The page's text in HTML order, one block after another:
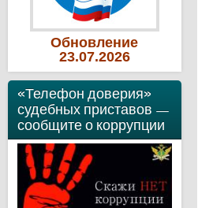
Обновление
23.07.2026
«Телефон доверия»
судебных приставов —
сообщите о коррупции